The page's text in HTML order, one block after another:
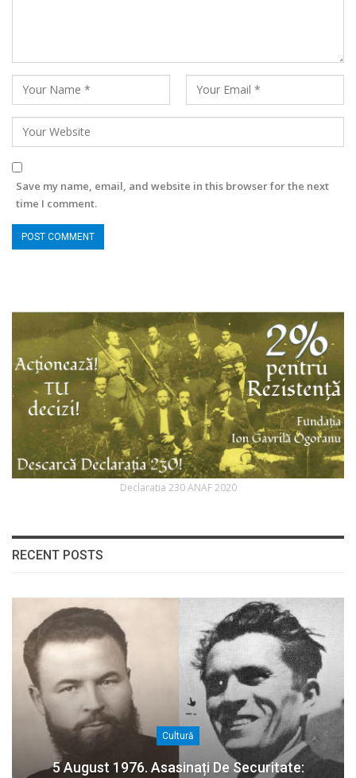
Save my name, email, and website in this browser for the next
time I comment.
Declaratia 230 ANAF 2020
RECENT POSTS
Cultură
5 August 1976. Asasinați De Securitate: